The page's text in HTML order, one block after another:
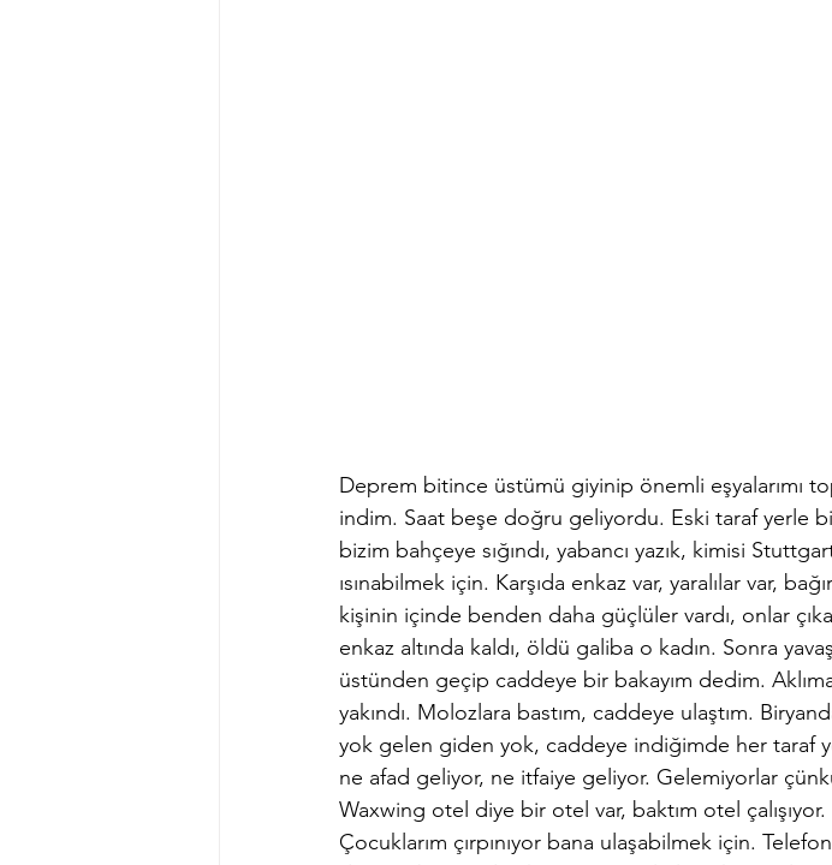
Deprem bitince üstümü giyinip önemli eşyalarımı
indim. Saat beşe doğru geliyordu. Eski taraf yerle
bizim bahçeye sığındı, yabancı yazık, kimisi
ısınabilmek için. Karşıda enkaz var, yaralılar var,
kişinin içinde benden daha güçlüler vardı, onlar
enkaz altında kaldı, öldü galiba o kadın. Sonra
üstünden geçip caddeye bir bakayım dedim.
yakındı. Molozlara bastım, caddeye ulaştım.
yok gelen giden yok, caddeye indiğimde her taraf
ne afad geliyor, ne itfaiye geliyor. Gelemiyorlar
Waxwing otel diye bir otel var, baktım otel çalışıyor.
Çocuklarım çırpınıyor bana ulaşabilmek için.